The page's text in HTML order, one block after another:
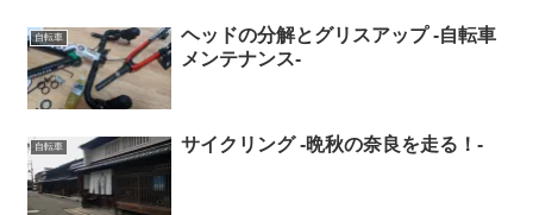
自転車
ヘッドの分解とグリスアップ -自転車
メンテナンス-
自転車 サイクリング -晩秋の奈良を走る！-